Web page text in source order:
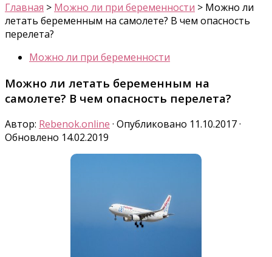
Главная > Можно ли при беременности > Можно ли
летать беременным на самолете? В чем опасность
перелета?
Можно ли при беременности
Можно ли летать беременным на
самолете? В чем опасность перелета?
Автор: Rebenok.online · Опубликовано 11.10.2017·
Обновлено 14.02.2019